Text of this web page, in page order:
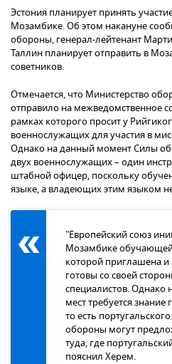
Эстония планирует принять
Мозамбике. Об этом накануне
обороны, генерал-лейтенант
Таллин планирует отправить в
советников.
Отмечается, что Министерство
отправило на межведомственное
рамках которого просит у
военнослужащих для участия в
Однако на данный момент Силы
двух военнослужащих – один
штабной офицер, поскольку
языке, а владеющих этим языком
"Европейский союз
Мозамбике
которой приглашена
готовы со своей
специалистов. Однако
мест требуется знание
то есть
обороны могут
туда, где
пояснил Херем.